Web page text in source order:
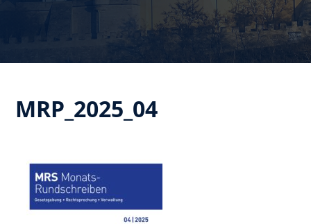
MRP_2025_04